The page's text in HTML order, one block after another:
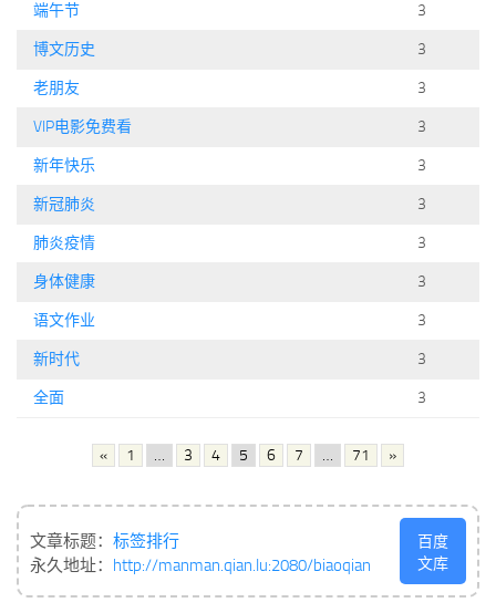
精品域名
友情链接
端午节 3
博文历史 3
老朋友 3
VIP电影免费看 3
新年快乐 3
新冠肺炎 3
肺炎疫情 3
身体健康 3
语文作业 3
新时代 3
全面 3
« 1 … 3 4 5 6 7 … 71 »
文章标题： 标签排行
永久地址： http://manman.qian.lu:2080/biaoqian
百度
文库